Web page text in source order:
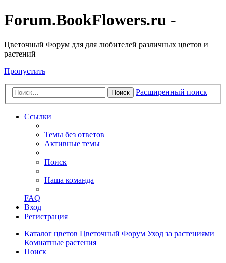
Forum.BookFlowers.ru -
Цветочный Форум для для любителей различных цветов и
растений
Пропустить
Поиск Расширенный поиск
Ссылки
Темы без ответов
Активные темы
Поиск
Наша команда
FAQ
Вход
Регистрация
Каталог цветов Цветочный Форум Уход за растениями
Комнатные растения
Поиск